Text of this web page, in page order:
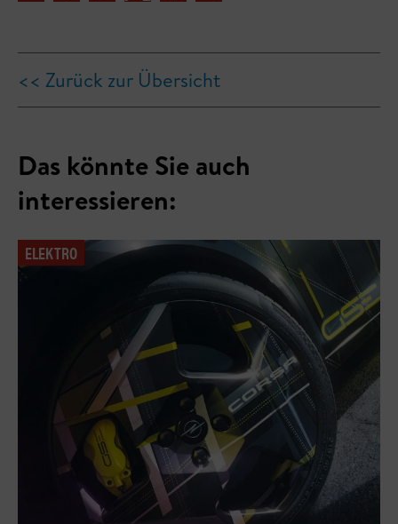
<< Zurück zur Übersicht
Das könnte Sie auch
interessieren:
ELEKTRO